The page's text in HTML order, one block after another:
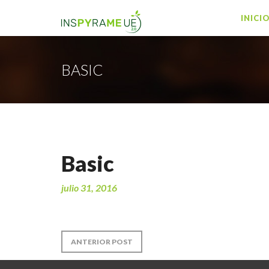
INICIO
BASIC
Basic
julio 31, 2016
ANTERIOR POST